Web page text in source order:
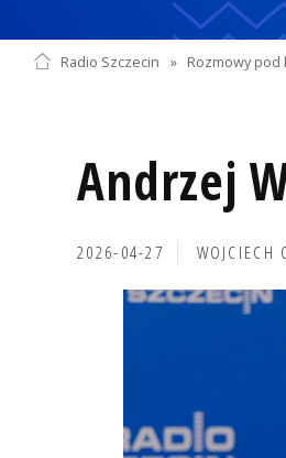
Radio Szczecin » Rozmowy pod
Andrzej
2026-04-27 WOJCIECH